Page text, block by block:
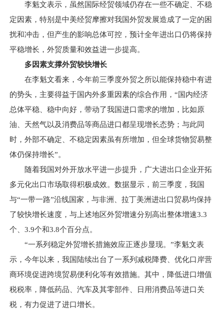
李魁文表示，虽然国际经贸领域仍存在一些不确定、不稳
定因素，特别是中美经贸摩擦对我国外贸发展造成了一定的困
扰和冲击，但产生的影响总体可控，预计全年进出口仍将保持
平稳增长，外贸质量和效益进一步提高。
多因素支撑外贸较快增长
在李魁文看来，今年前三季度外贸之所以能保持稳中有进
的势头，主要得益于国内外多重因素的综合作用，“国内经济
总体平稳、稳中向好，带动了我国进口需求的增加，比如原
油、天然气以及消费品等商品进口都呈现增长态势；与此同
时，外部不确定、不稳定因素虽有所增加，但全球货物贸易整
体仍保持增长”。
随着我国对外开放水平进一步提升，广大进出口企业开拓
多元化出口市场取得积极成效。数据显示，前三季度，我国
与“一带一路”沿线国家，与非洲、拉丁美洲进出口贸易均保持
了较快增长速度，与上述地区外贸增速分别高出整体增速3.3
个、3.9个和3.8个百分点。
“一系列稳定外贸增长措施效应正逐步显现。”李魁文表
示，今年以来，我国陆续出台了一系列减税降费、优化口岸营
商环境促进跨境贸易便利化等有效措施。其中，降低进口增值
税税率，降低药品、汽车及其零部件、日用消费品等进口关
税，有力促进了进口增长。